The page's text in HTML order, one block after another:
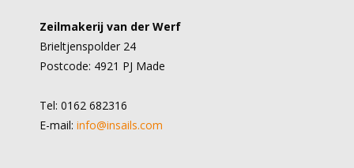
Zeilmakerij van der Werf
Brieltjenspolder 24
Postcode: 4921 PJ Made
Tel: 0162 682316
E-mail: info@insails.com